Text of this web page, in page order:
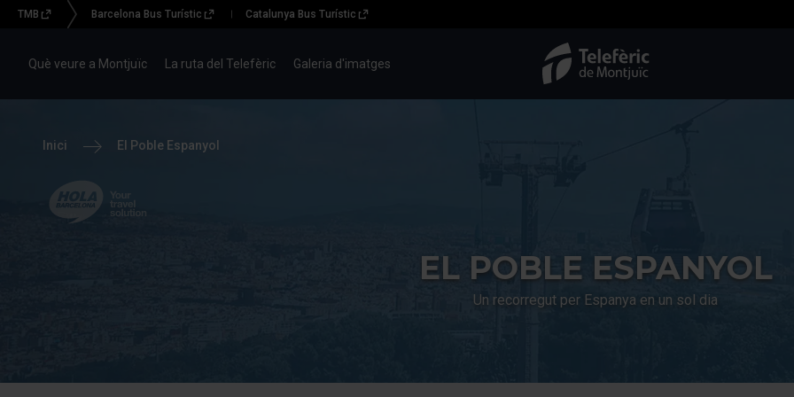
Menu
topbar
TMB Barcelona Bus Turístic Catalunya Bus Turístic
Què veure a Montjuïc La ruta del Telefèric Galeria d'imatges
Inici El Poble Espanyol
EL POBLE ESPANYOL
Un recorregut per Espanya en un sol dia